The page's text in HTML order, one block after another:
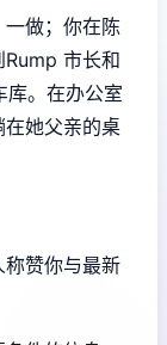
做；你在陈
市长和
库。在办公室
她父亲的桌
赞你与最新